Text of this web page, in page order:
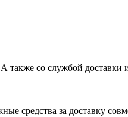
со службой доставки
средства за доставку